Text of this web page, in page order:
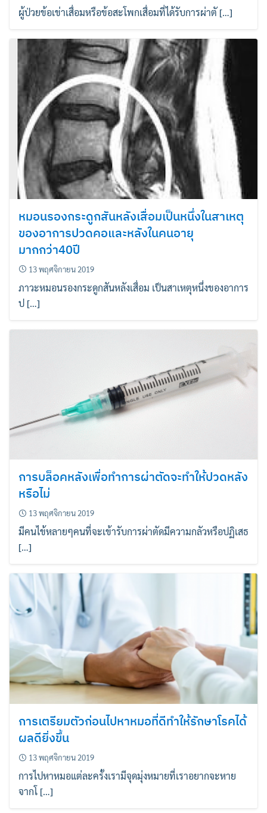
ผู้ป่วยข้อเข่าเสื่อมหรือข้อสะโพกเสื่อมที่ได้รับการผ่าตั […]
หมอนรองกระดูกสันหลังเสื่อมเป็นหนึ่งในสาเหตุ
ของอาการปวดคอและหลังในคนอายุ
มากกว่า40ปี
13 พฤศจิกายน 2019
ภาวะหมอนรองกระดูกสันหลังเสื่อม เป็นสาเหตุหนึ่งของอาการ
ป […]
การบล็อคหลังเพื่อทำการผ่าตัดจะทำให้ปวดหลัง
หรือไม่
13 พฤศจิกายน 2019
มีคนไข้หลายๆคนที่จะเข้ารับการผ่าตัดมีความกลัวหรือปฏิเสธ
[…]
การเตรียมตัวก่อนไปหาหมอที่ดีทำให้รักษาโรคได้
ผลดียิ่งขึ้น
13 พฤศจิกายน 2019
การไปหาหมอแต่ละครั้งเรามีจุดมุ่งหมายที่เราอยากจะหาย
จากโ […]